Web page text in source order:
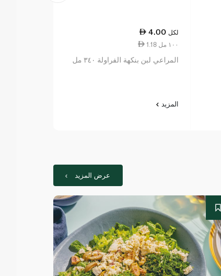
4.00 لكل
1.18 ١٠٠ مل
المراعي لبن بنكهة الفراولة ٣٤٠ مل
المزيد
عرض المزيد